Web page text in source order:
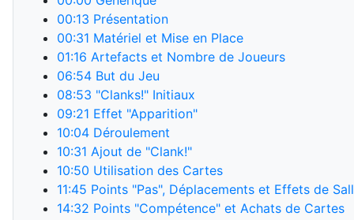
00:13 Présentation
00:31 Matériel et Mise en Place
01:16 Artefacts et Nombre de Joueurs
06:54 But du Jeu
08:53 "Clanks!" Initiaux
09:21 Effet "Apparition"
10:04 Déroulement
10:31 Ajout de "Clank!"
10:50 Utilisation des Cartes
11:45 Points "Pas", Déplacements et Effets de
14:32 Points "Compétence" et Achats de Cartes